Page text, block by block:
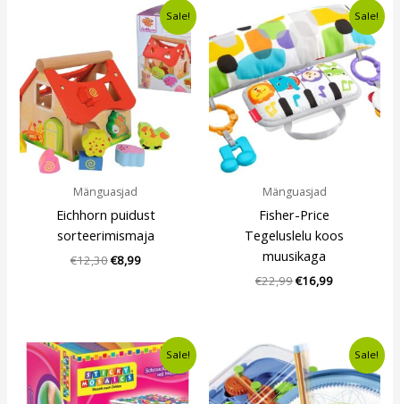
Sale!
Mänguasjad
Eichhorn puidust
sorteerimismaja
€12,30
Algne
€12,30.
€8,99
Current
price
is:
€8,99.
Sale!
Mänguasjad
Fisher-Price
Tegeluslelu koos
muusikaga
€22,99
Algne
hind
oli:
€22,99.
€16,99
Current
price
is:
€16,99.
Sale!
Algne
hind
oli:
€12,49.
Current
price
is:
€9,49.
Sale!
Algne
hind
oli:
€22,99.
Current
price
is:
€13,99.